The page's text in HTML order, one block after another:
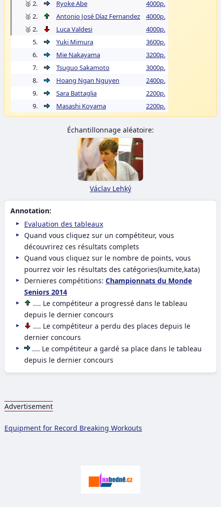
🥈 2.
Ryoke Abe
4000p.
🥈 2.
Antonio José Díaz Fernandez
4000p.
🥈 2.
Luca Valdesi
4000p.
5.
Yuki Mimura
3600p.
6.
Mie Nakayama
3200p.
7.
Tsuguo Sakamoto
3000p.
8.
Hoang Ngan Nguyen
2400p.
9.
Sara Battaglia
2200p.
9.
Masashi Koyama 2200p.
Échantillonnage aléatoire:
Václav Lehký
Annotation:
Evaluation des tableaux
Quand vous cliquez sur un compétiteur, vous
découvrirez ces résultats complets
Quand vous cliquez sur le nombre de points, vous
pourrez voir les résultats des catégories(kumite,kata)
Dernieres compétitions: Championnats du Monde
Seniors 2014
.... Le compétiteur a progressé dans le tableau
depuis le dernier concours
.... Le compétiteur a perdu des places depuis le
dernier concours
.... Le compétiteur a gardé sa place dans le tableau
depuis le dernier concours
Advertisement
Equipment for Record Breaking Workouts